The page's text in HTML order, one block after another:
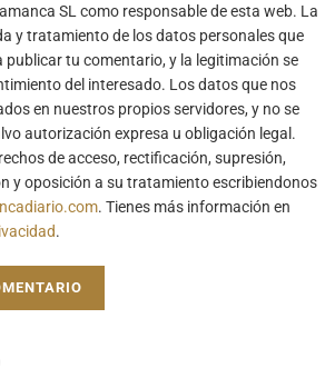
SL como responsable de esta web. La
y tratamiento de los datos personales que
publicar tu comentario, y la legitimación se
del interesado. Los datos que nos
en nuestros propios servidores, y no se
autorización expresa u obligación legal.
de acceso, rectificación, supresión,
y oposición a su tratamiento escribiendonos
. Tienes más información en
.